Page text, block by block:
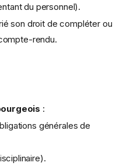
du personnel).
son droit de compléter ou
rendu.
:
générales de